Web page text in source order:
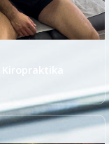
Kiropraktika